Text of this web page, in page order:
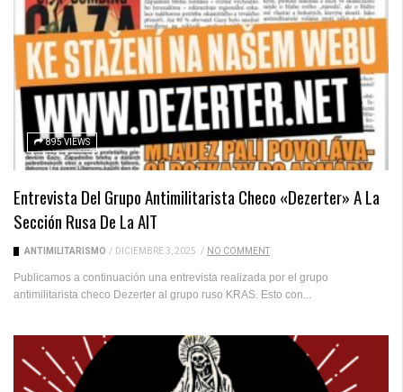
895 VIEWS
Entrevista Del Grupo Antimilitarista Checo «Dezerter» A La
Sección Rusa De La AIT
ANTIMILITARISMO / DICIEMBRE 3, 2025 / NO COMMENT
Publicamos a continuación una entrevista realizada por el grupo
antimilitarista checo Dezerter al grupo ruso KRAS. Esto con...